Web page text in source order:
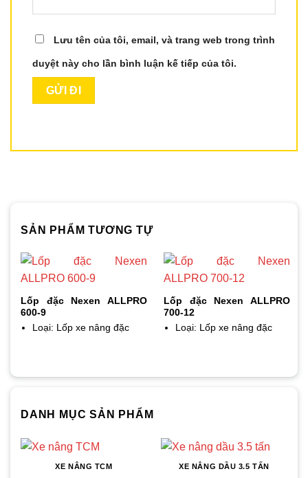
Lưu tên của tôi, email, và trang web trong trình
duyệt này cho lần bình luận kế tiếp của tôi.
SẢN PHẨM TƯƠNG TỰ
Lốp đặc Nexen ALLPRO
600-9
Loại: Lốp xe nâng đặc
Lốp đặc Nexen ALLPRO
700-12
Loại: Lốp xe nâng đặc
DANH MỤC SẢN PHẨM
XE NÂNG TCM XE NÂNG DẦU 3.5 TẤN